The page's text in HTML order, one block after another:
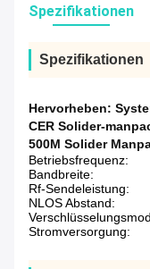
Spezifikationen
Spezifikationen
Hervorheben:
CER Solider-
500M Solider
Betriebsfrequenz:
Bandbreite:
Rf-Sendeleistung:
NLOS Abstand:
Stromversorgung: